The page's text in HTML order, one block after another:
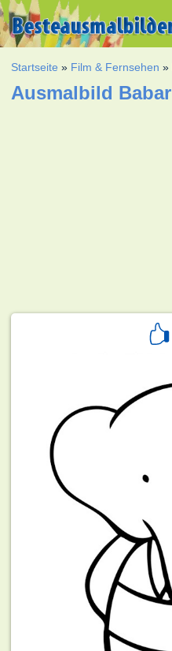
Startseite » Film & Fernsehen »
Ausmalbild Babar